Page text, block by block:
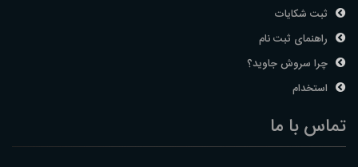
ثبت شکایات
راهنمای ثبت نام
چرا سروش جاوید؟
استخدام
تماس با ما